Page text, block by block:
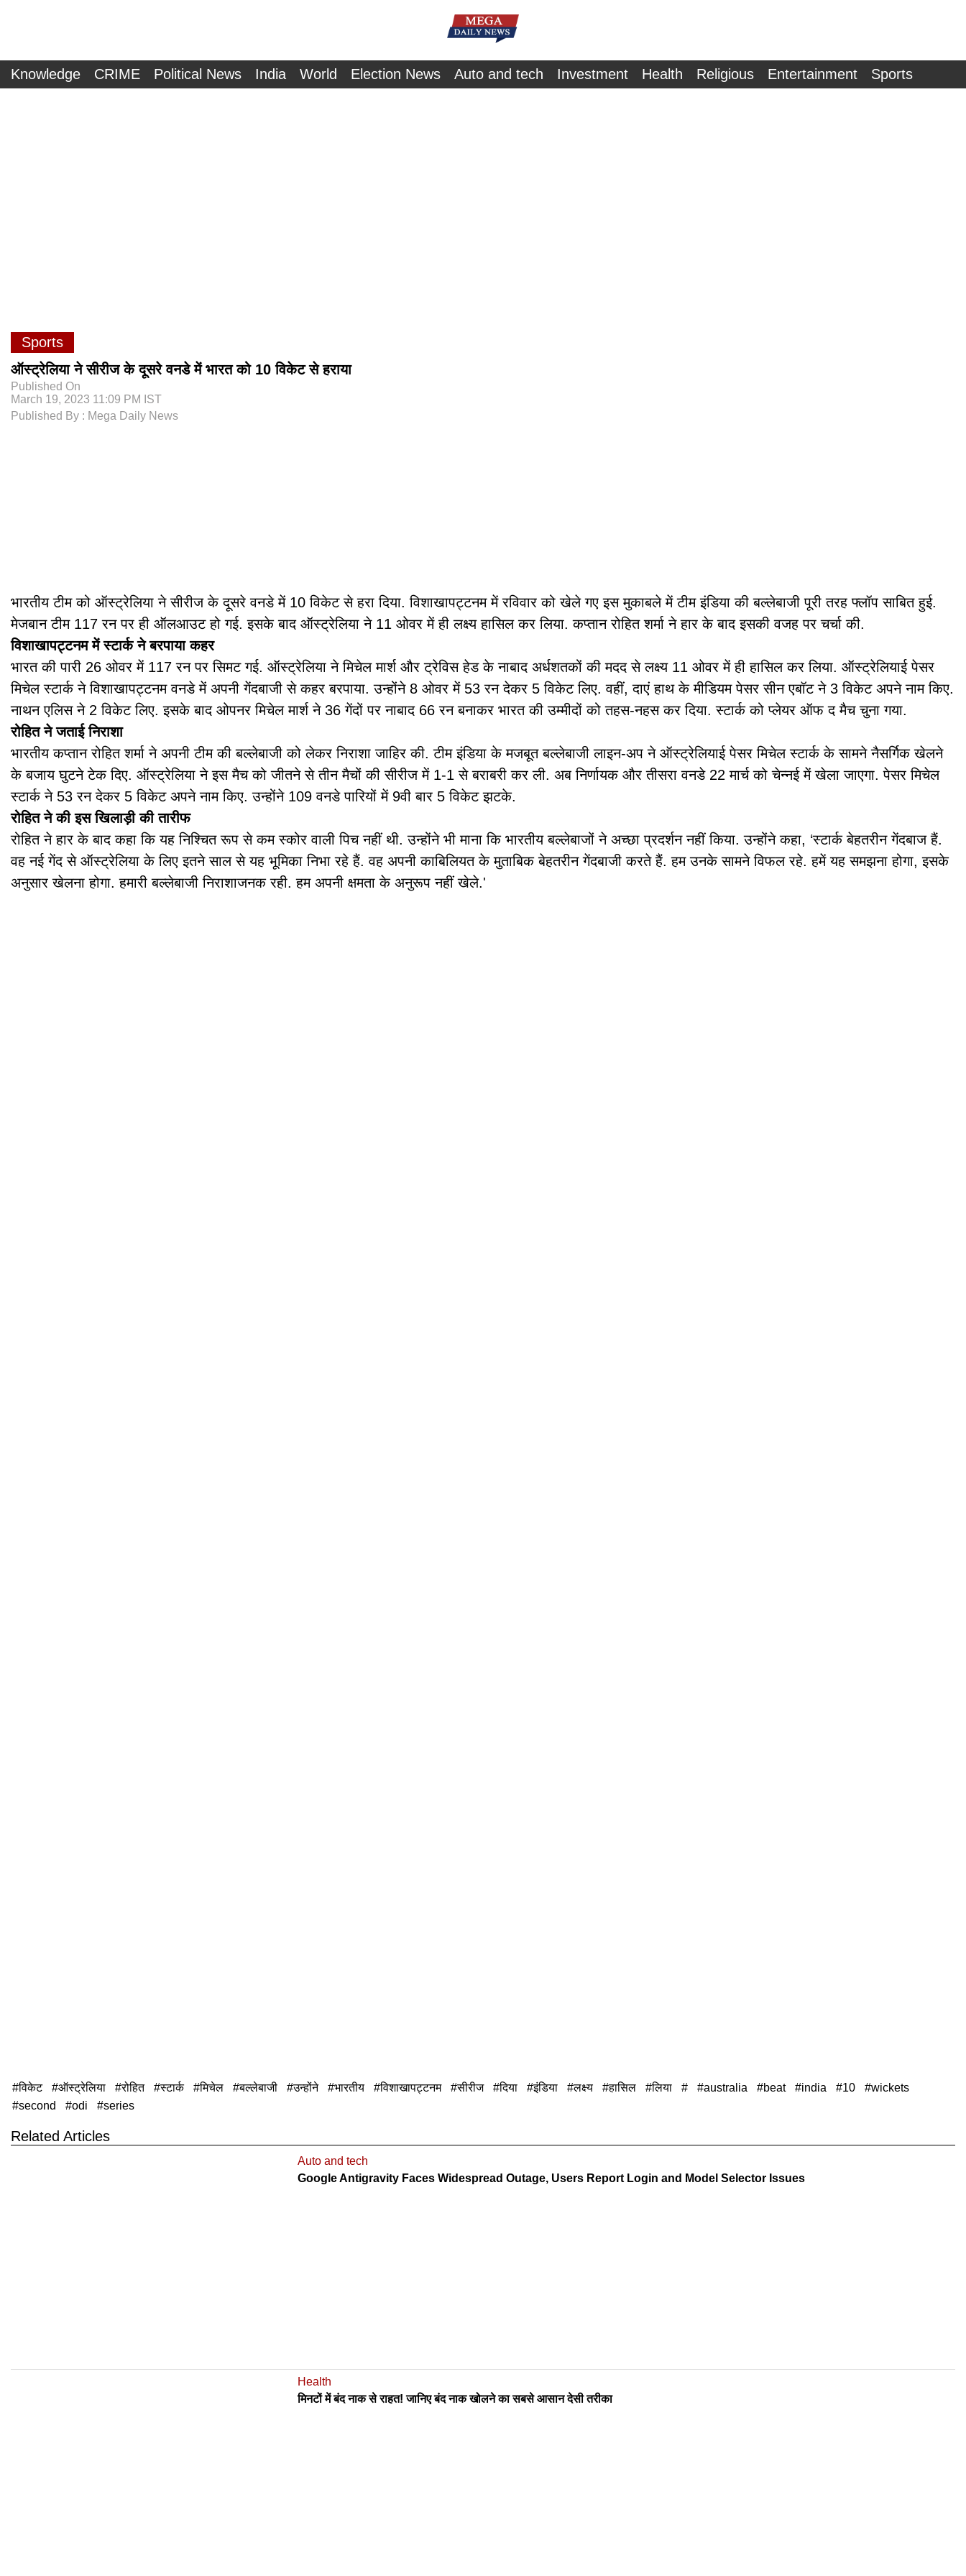
Knowledge CRIME Political News India World Election News Auto and tech Investment Health Religious Entertainment Sports
Sports
ऑस्ट्रेलिया ने सीरीज के दूसरे वनडे में भारत को 10 विकेट से हराया
Published On
March 19, 2023 11:09 PM IST
Published By : Mega Daily News
भारतीय टीम को ऑस्ट्रेलिया ने सीरीज के दूसरे वनडे में 10 विकेट से हरा दिया. विशाखापट्टनम में रविवार को खेले गए इस मुकाबले में टीम इंडिया की बल्लेबाजी पूरी तरह फ्लॉप साबित हुई.
मेजबान टीम 117 रन पर ही ऑलआउट हो गई. इसके बाद ऑस्ट्रेलिया ने 11 ओवर में ही लक्ष्य हासिल कर लिया. कप्तान रोहित शर्मा ने हार के बाद इसकी वजह पर चर्चा की.
विशाखापट्टनम में स्टार्क ने बरपाया कहर
भारत की पारी 26 ओवर में 117 रन पर सिमट गई. ऑस्ट्रेलिया ने मिचेल मार्श और ट्रेविस हेड के नाबाद अर्धशतकों की मदद से लक्ष्य 11 ओवर में ही हासिल कर लिया. ऑस्ट्रेलियाई पेसर
मिचेल स्टार्क ने विशाखापट्टनम वनडे में अपनी गेंदबाजी से कहर बरपाया. उन्होंने 8 ओवर में 53 रन देकर 5 विकेट लिए. वहीं, दाएं हाथ के मीडियम पेसर सीन एबॉट ने 3 विकेट अपने नाम किए.
नाथन एलिस ने 2 विकेट लिए. इसके बाद ओपनर मिचेल मार्श ने 36 गेंदों पर नाबाद 66 रन बनाकर भारत की उम्मीदों को तहस-नहस कर दिया. स्टार्क को प्लेयर ऑफ द मैच चुना गया.
रोहित ने जताई निराशा
भारतीय कप्तान रोहित शर्मा ने अपनी टीम की बल्लेबाजी को लेकर निराशा जाहिर की. टीम इंडिया के मजबूत बल्लेबाजी लाइन-अप ने ऑस्ट्रेलियाई पेसर मिचेल स्टार्क के सामने नैसर्गिक खेलने
के बजाय घुटने टेक दिए. ऑस्ट्रेलिया ने इस मैच को जीतने से तीन मैचों की सीरीज में 1-1 से बराबरी कर ली. अब निर्णायक और तीसरा वनडे 22 मार्च को चेन्नई में खेला जाएगा. पेसर मिचेल
स्टार्क ने 53 रन देकर 5 विकेट अपने नाम किए. उन्होंने 109 वनडे पारियों में 9वी बार 5 विकेट झटके.
रोहित ने की इस खिलाड़ी की तारीफ
रोहित ने हार के बाद कहा कि यह निश्चित रूप से कम स्कोर वाली पिच नहीं थी. उन्होंने भी माना कि भारतीय बल्लेबाजों ने अच्छा प्रदर्शन नहीं किया. उन्होंने कहा, ‘स्टार्क बेहतरीन गेंदबाज हैं.
वह नई गेंद से ऑस्ट्रेलिया के लिए इतने साल से यह भूमिका निभा रहे हैं. वह अपनी काबिलियत के मुताबिक बेहतरीन गेंदबाजी करते हैं. हम उनके सामने विफल रहे. हमें यह समझना होगा, इसके
अनुसार खेलना होगा. हमारी बल्लेबाजी निराशाजनक रही. हम अपनी क्षमता के अनुरूप नहीं खेले.'
विकेट ऑस्ट्रेलिया रोहित स्टार्क मिचेल बल्लेबाजी उन्होंने भारतीय विशाखापट्टनम सीरीज दिया इंडिया लक्ष्य हासिल लिया australia beat india 10
wickets
second
odi series
Related Articles
Auto and tech
Google Antigravity Faces Widespread Outage, Users Report Login and Model Selector Issues
Health
मिनटों में बंद नाक से राहत! जानिए बंद नाक खोलने का सबसे आसान देसी तरीका